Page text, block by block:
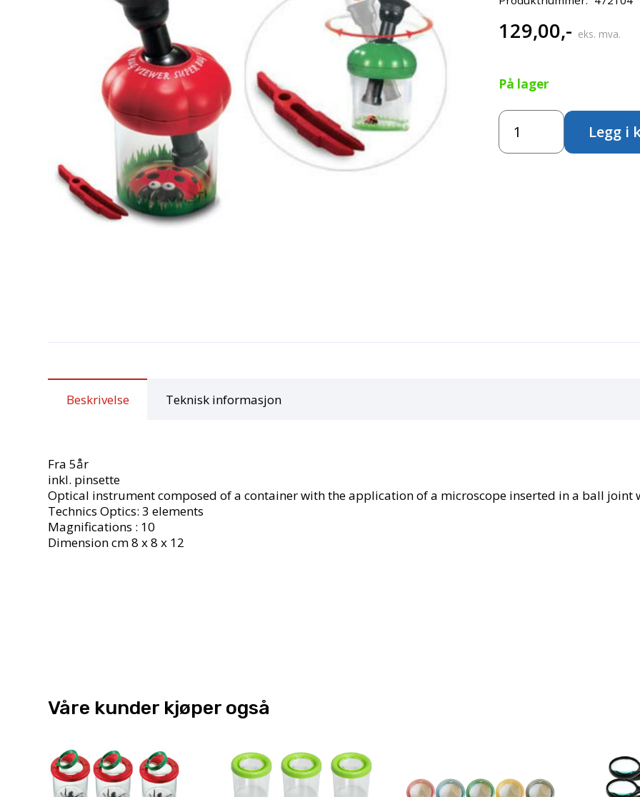
129,00,- eks. mva.
På lager
Stor
forstørrelsesboks
antall
Legg i
Beskrivelse Teknisk informasjon
Fra 5år
inkl. pinsette
Optical instrument composed of a container with the application of a microscope inserted in a ball joint
Technics Optics: 3 elements
Magnifications : 10
Dimension cm 8 x 8 x 12
Våre kunder kjøper også